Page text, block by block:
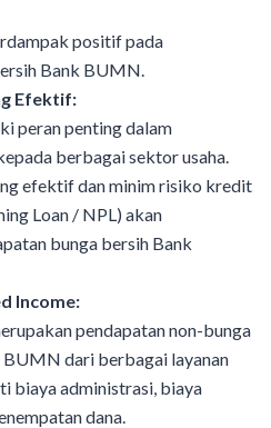
positif pada
Bank BUMN.
Efektif:
peran penting dalam
berbagai sektor usaha.
efektif dan minim risiko kredit
Loan / NPL) akan
bunga bersih Bank
Income:
pendapatan non-bunga
dari berbagai layanan
biaya administrasi, biaya
dana.